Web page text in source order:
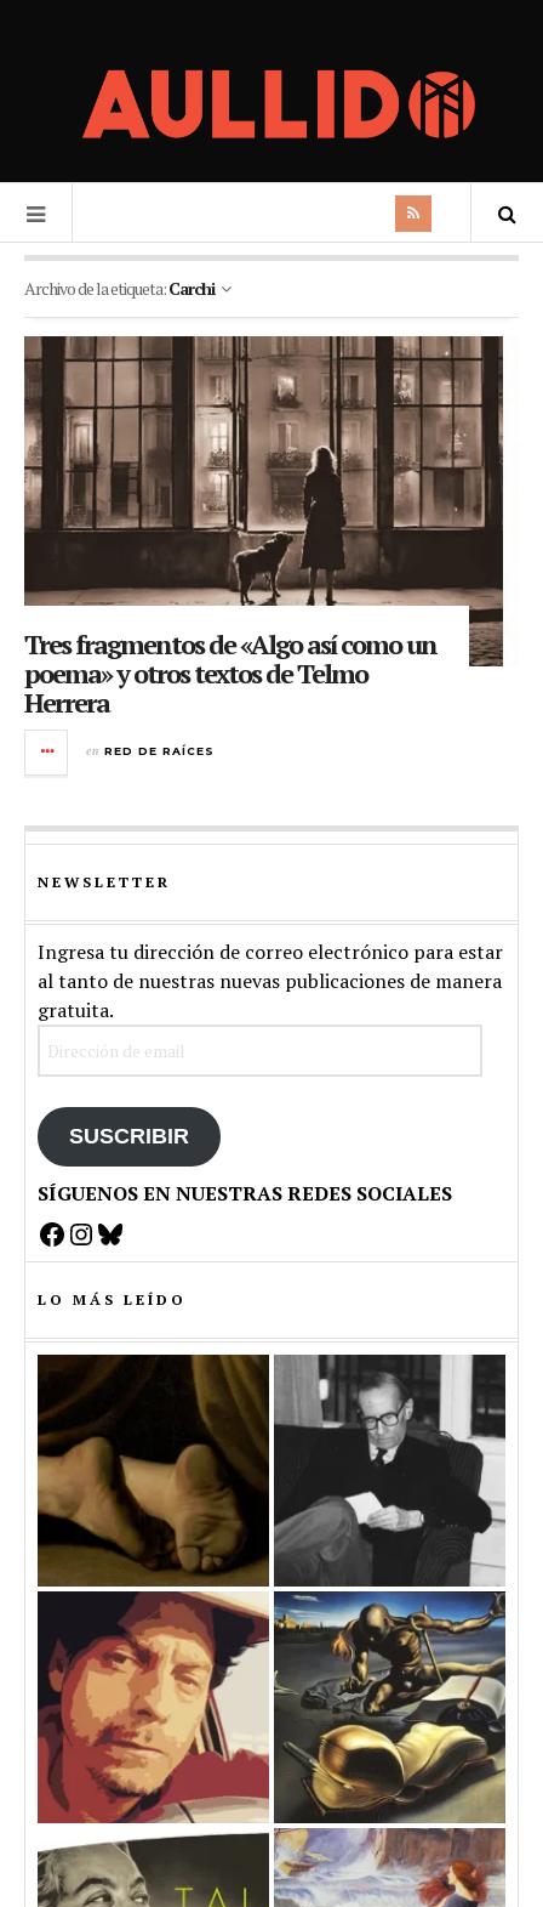
Archivo de la etiqueta:Carchi
Tres fragmentos de «Algo así como un
poema» y otros textos de Telmo
Herrera
en RED DE RAÍCES
NEWSLETTER
Ingresa tu dirección de correo electrónico para estar
al tanto de nuestras nuevas publicaciones de manera
gratuita.
SUSCRIBIR
SÍGUENOS EN NUESTRAS REDES SOCIALES
Facebook
Instagram
Bluesky
LO MÁS LEÍDO